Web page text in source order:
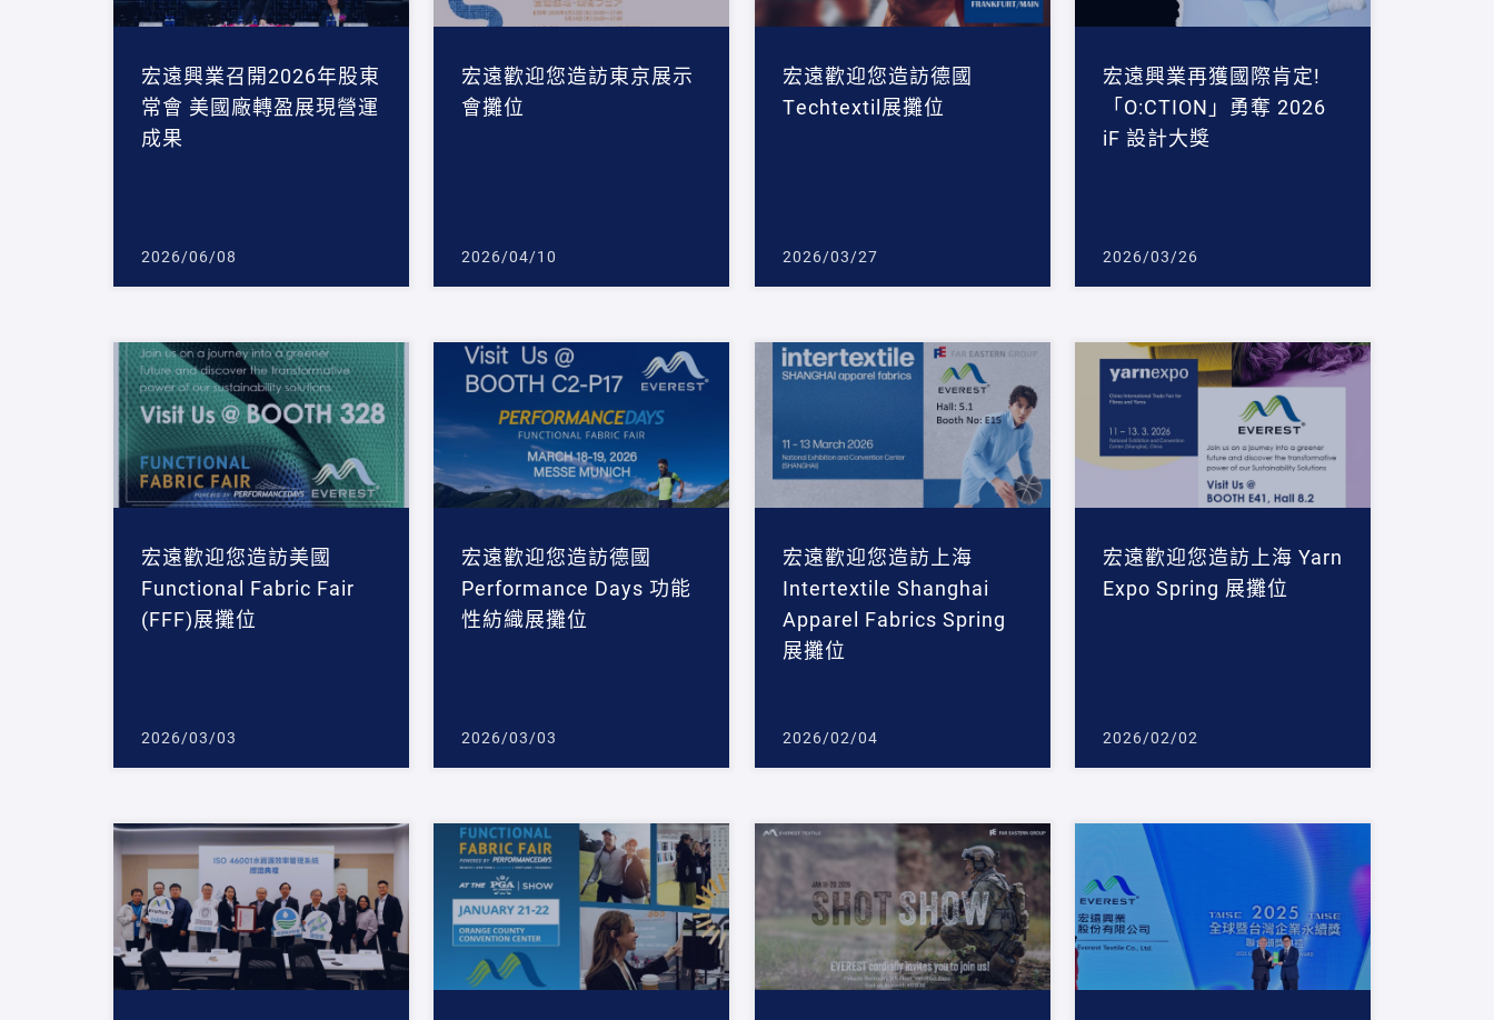
宏遠興業召開2026年股東
常會 美國廠轉盈展現營運
成果
2026/06/08
宏遠歡迎您造訪東京展示
會攤位
2026/04/10
宏遠歡迎您造訪德國
Techtextil展攤位
2026/03/27
宏遠興業再獲國際肯定!
「O:CTION」勇奪 2026
iF 設計大獎
2026/03/26
宏遠歡迎您造訪美國
Functional Fabric Fair
(FFF)展攤位
2026/03/03
宏遠歡迎您造訪德國
Performance Days 功能
性紡織展攤位
2026/03/03
宏遠歡迎您造訪上海
Intertextile Shanghai
Apparel Fabrics Spring
展攤位
2026/02/04
宏遠歡迎您造訪上海 Yarn
Expo Spring 展攤位
2026/02/02